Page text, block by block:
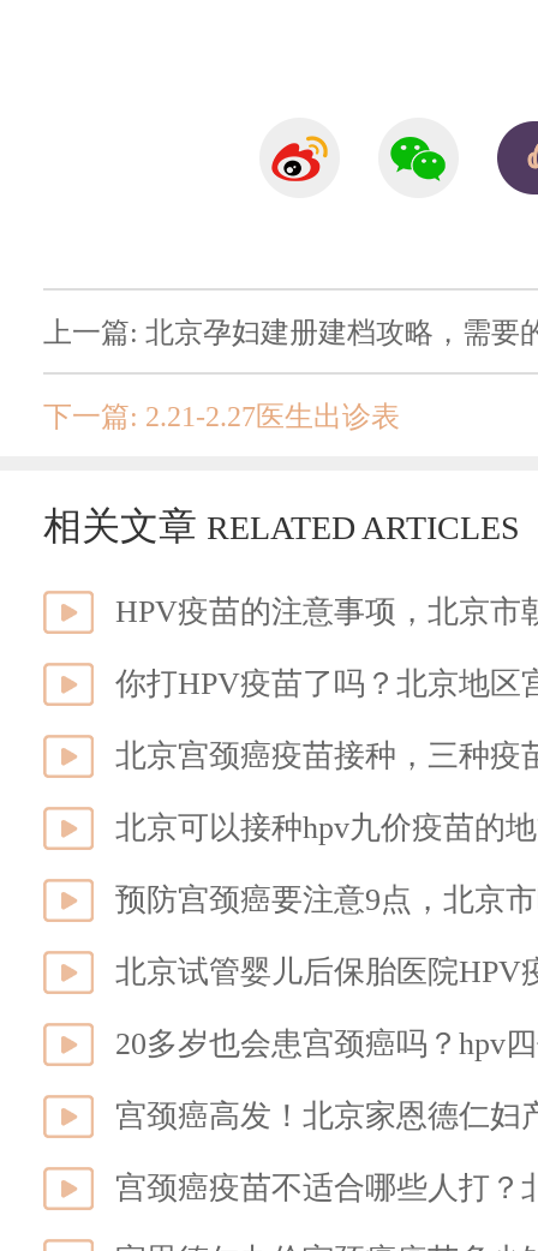
上一篇: 北京孕妇建册建档攻略，需要
下一篇: 2.21-2.27医生出诊表
相关文章 RELATED ARTICLES
HPV疫苗的注意事项，北京市
你打HPV疫苗了吗？北京地区
北京宫颈癌疫苗接种，三种疫
北京可以接种hpv九价疫苗的
预防宫颈癌要注意9点，北京
北京试管婴儿后保胎医院HPV
20多岁也会患宫颈癌吗？hpv
宫颈癌高发！北京家恩德仁妇
宫颈癌疫苗不适合哪些人打？